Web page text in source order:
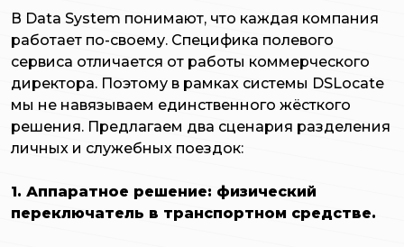
В Data System понимают, что каждая компания
работает по-своему. Специфика полевого
сервиса отличается от работы коммерческого
директора. Поэтому в рамках системы DSLocate
мы не навязываем единственного жёсткого
решения. Предлагаем два сценария разделения
личных и служебных поездок:
1. Аппаратное решение: физический
переключатель в транспортном средстве.